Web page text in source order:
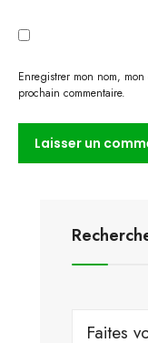
Enregistrer mon nom,
prochain commentaire.